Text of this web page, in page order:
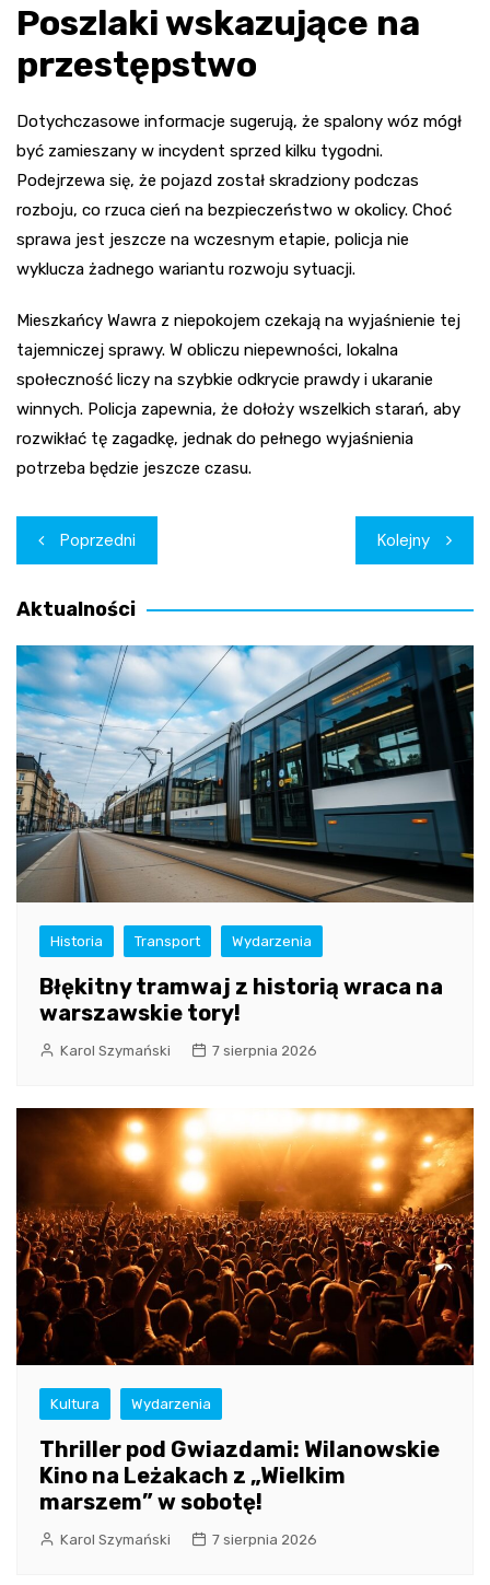
Poszlaki wskazujące na
przestępstwo
Dotychczasowe informacje sugerują, że spalony wóz mógł
być zamieszany w incydent sprzed kilku tygodni.
Podejrzewa się, że pojazd został skradziony podczas
rozboju, co rzuca cień na bezpieczeństwo w okolicy. Choć
sprawa jest jeszcze na wczesnym etapie, policja nie
wyklucza żadnego wariantu rozwoju sytuacji.
Mieszkańcy Wawra z niepokojem czekają na wyjaśnienie tej
tajemniczej sprawy. W obliczu niepewności, lokalna
społeczność liczy na szybkie odkrycie prawdy i ukaranie
winnych. Policja zapewnia, że dołoży wszelkich starań, aby
rozwikłać tę zagadkę, jednak do pełnego wyjaśnienia
potrzeba będzie jeszcze czasu.
Nawigacja
wpisu
Poprzedni Kolejny
Aktualności
Historia Transport Wydarzenia
Błękitny tramwaj z historią wraca na
warszawskie tory!
Karol Szymański 7 sierpnia 2026
Kultura Wydarzenia
Thriller pod Gwiazdami: Wilanowskie
Kino na Leżakach z „Wielkim
marszem” w sobotę!
Karol Szymański 7 sierpnia 2026